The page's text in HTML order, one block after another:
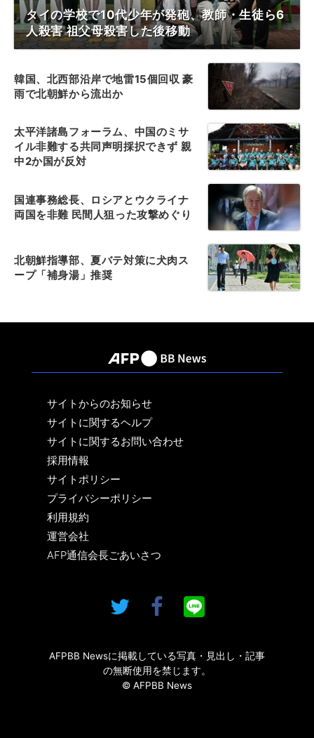
タイの学校で10代少年が発砲、教師・生徒ら6
人殺害 祖父母殺害した後移動
韓国、北西部沿岸で地雷15個回収 豪
雨で北朝鮮から流出か
太平洋諸島フォーラム、中国のミサ
イル非難する共同声明採択できず 親
中2か国が反対
国連事務総長、ロシアとウクライナ
両国を非難 民間人狙った攻撃めぐり
北朝鮮指導部、夏バテ対策に犬肉ス
ープ「補身湯」推奨
サイトからのお知らせ
サイトに関するヘルプ
サイトに関するお問い合わせ
採用情報
サイトポリシー
プライバシーポリシー
利用規約
運営会社
AFP通信会長ごあいさつ
AFPBB Newsに掲載している写真・見出し・記事
の無断使用を禁じます。
© AFPBB News